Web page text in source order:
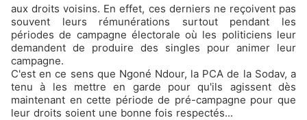
aux droits voisins. En effet, ces derniers ne reçoivent pas
souvent leurs rémunérations surtout pendant les
périodes de campagne électorale où les politiciens leur
demandent de produire des singles pour animer leur
campagne.
C'est en ce sens que Ngoné Ndour, la PCA de la Sodav, a
tenu à les mettre en garde pour qu'ils agissent dès
maintenant en cette période de pré-campagne pour que
leur droits soient une bonne fois respectés...